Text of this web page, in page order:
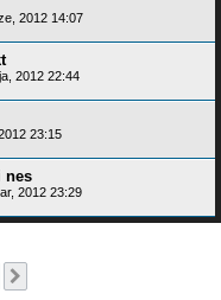
2012 14:07
2012 22:44
23:15
nes
2012 23:29